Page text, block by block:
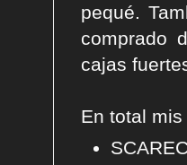
pequé.
comprado
cajas
En total